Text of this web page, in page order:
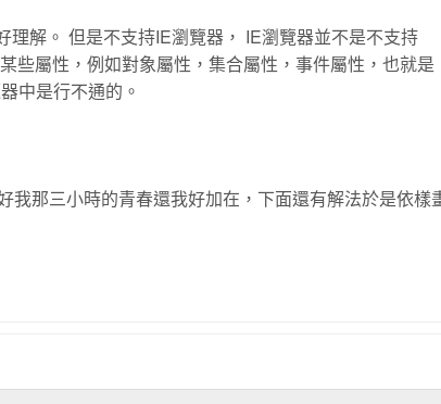
解。 但是不支持IE瀏覽器， IE瀏覽器並不是不支持
些屬性，例如對象屬性，集合屬性，事件屬性，也就是
中是行不通的。
那三小時的青春還我好加在，下面還有解法於是依樣